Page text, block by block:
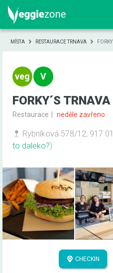
MÍSTA RESTAURACE TRNAVA
FORKY´S TRNAVA
Restaurace neděle zavřeno
Rybníková 578/12, 917
to daleko?)
CHECKIN